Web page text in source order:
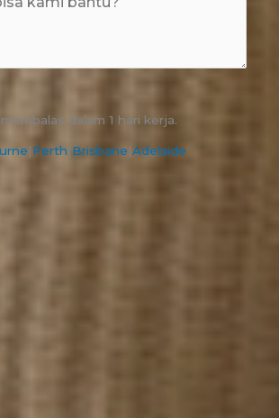
dalam 1 hari kerja.
|Perth|Brisbane|Adelaide